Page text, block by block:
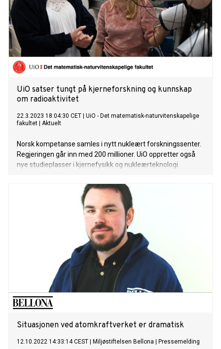
UiO satser tungt på kjerneforskning og kunnskap
om radioaktivitet
22.3.2023 18:04:30 CET
UiO - Det matematisk-naturvitenskapelige
fakultet
Aktuelt
Norsk kompetanse samles i nytt nukleært forskningssenter.
Regjeringen går inn med 200 millioner. UiO oppretter også
nye studieplasser i kjernefysikk og nukleærteknologi.
Situasjonen ved atomkraftverket er dramatisk
12.10.2022 14:33:14 CEST Miljøstiftelsen Bellona Pressemelding